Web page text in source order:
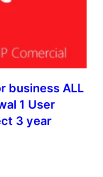
business ALL
1 User
3 year